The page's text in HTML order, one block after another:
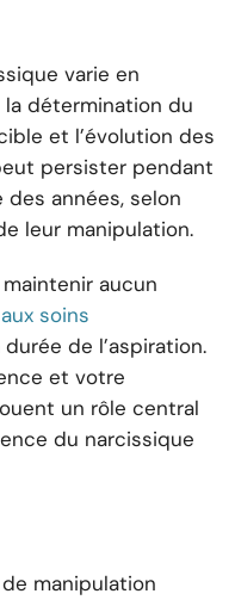
varie en
détermination du
et l’évolution des
persister pendant
des années, selon
leur manipulation.
aucun
soins
de l’aspiration.
et votre
un rôle central
du narcissique
manipulation